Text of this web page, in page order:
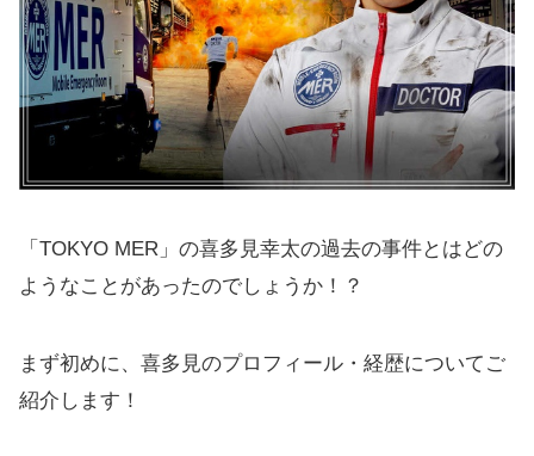
「TOKYO MER」の喜多見幸太の過去の事件とはどの
ようなことがあったのでしょうか！？
まず初めに、喜多見のプロフィール・経歴についてご
紹介します！